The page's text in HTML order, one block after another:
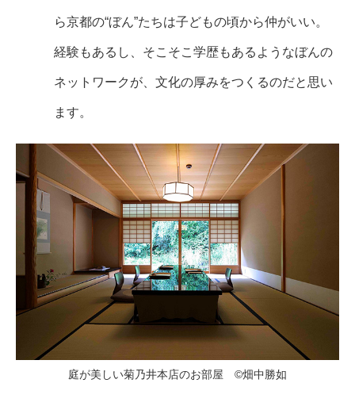
ら京都の“ぼん”たちは子どもの頃から仲がいい。
経験もあるし、そこそこ学歴もあるようなぼんの
ネットワークが、文化の厚みをつくるのだと思い
ます。
庭が美しい菊乃井本店のお部屋 ©畑中勝如